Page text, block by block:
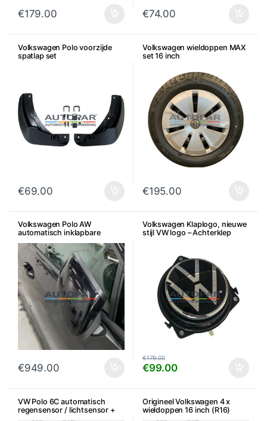
€179.00 €74.00
Volkswagen Polo voorzijde
spatlap set
€69.00
Volkswagen wieldoppen MAX
set 16 inch
€195.00
Volkswagen Polo AW
automatisch inklapbare
spiegels
€949.00
Volkswagen Klaplogo, nieuwe
stijl VW logo – Achterklep
€99.00
€179.00
VW Polo 6C automatisch
regensensor / lichtsensor +
montage
Origineel Volkswagen 4 x
wieldoppen 16 inch (R16)